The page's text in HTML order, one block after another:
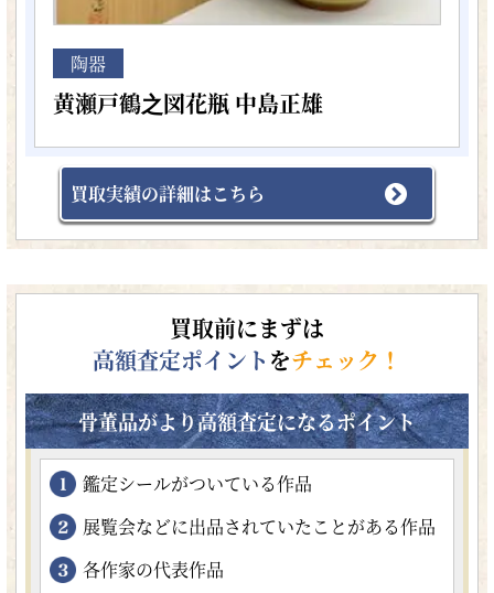
陶器
黄瀬戸鶴之図花瓶 中島正雄
買取実績の詳細はこちら
買取前にまずは
高額査定ポイント をチェック！
骨董品がより高額査定になるポイント
鑑定シールがついている作品
展覧会などに出品されていたことがある作品
各作家の代表作品